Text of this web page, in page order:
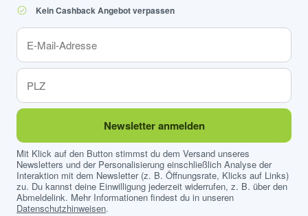
Kein Cashback Angebot verpassen
Newsletter anmelden
Mit Klick auf den Button stimmst du dem Versand unseres
Newsletters und der Personalisierung einschließlich Analyse der
Interaktion mit dem Newsletter (z. B. Öffnungsrate, Klicks auf Links)
zu. Du kannst deine Einwilligung jederzeit widerrufen, z. B. über den
Abmeldelink. Mehr Informationen findest du in unseren
Datenschutzhinweisen.